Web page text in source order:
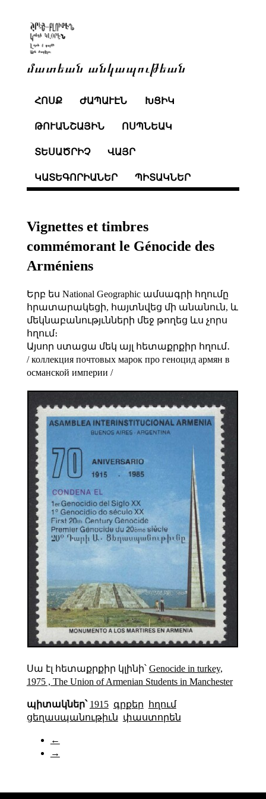
մատեան անկապութեան
ՀՈՍՔ ԺԱՊԱՒԷՆ ԽՑԻԿ
ԹՈՒԱՆՇԱՅԻՆ ՈՍՊՆԵԱԿ
ՏԵՍԱԾՐԻՉ ՎԱՅՐ
ԿԱՏԵԳՈՐԻԱՆԵՐ ՊԻՏԱԿՆԵՐ
Vignettes et timbres
commémorant le Génocide des
Arméniens
Երբ ես National Geographic ամսագրի հղումը
հրատարակեցի, հայտնվեց մի անանուն, և
մեկնաբանությւնների մեջ թողեց ևս չորս
հղում։
Այսոր ստացա մեկ այլ հետաքրքիր հղում․
/ коллекция почтовых марок про геноцид армян в
османской империи /
Սա էլ հետաքրքիր կլինի՝ Genocide in turkey,
1975 , The Union of Armenian Students in Manchester
պիտակներ՝ 1915 գրքեր
հղում
ցեղասպանութիւն փաստորեն
←
→